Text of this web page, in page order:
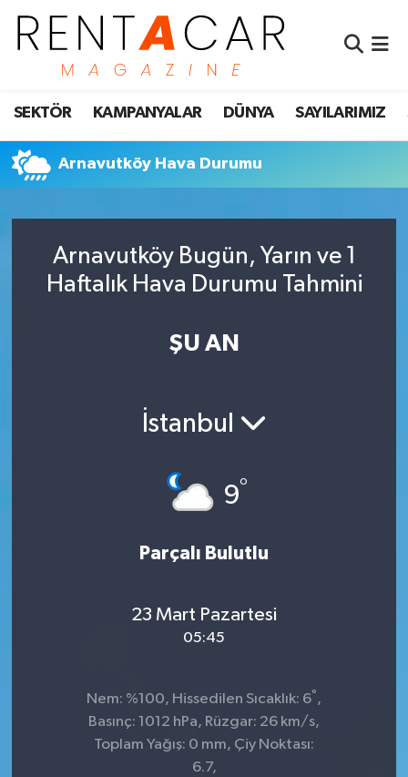
SEKTÖR KAMPANYALAR DÜNYA SAYILARIMIZ
Arnavutköy Hava Durumu
Arnavutköy Bugün, Yarın ve 1
Haftalık Hava Durumu Tahmini
ŞU AN
İstanbul
9°
Parçalı Bulutlu
23 Mart Pazartesi
05:45
Nem: %100, Hissedilen Sıcaklık: 6° ,
Basınç: 1012 hPa, Rüzgar: 26 km/s,
Toplam Yağış: 0 mm, Çiy Noktası:
6.7,
İstanbul Nöbetçi Eczaneler
İstanbul Hava Durumu
İstanbul Namaz Vakitleri
Süper Lig Puan Durumu ve Fikstür
Son Dakika Haberleri